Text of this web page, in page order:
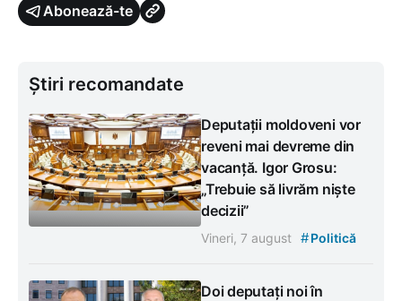
Abonează-te
Știri recomandate
Deputații moldoveni vor
reveni mai devreme din
vacanță. Igor Grosu:
„Trebuie să livrăm niște
decizii”
Vineri, 7 august #Politică
Doi deputați noi în